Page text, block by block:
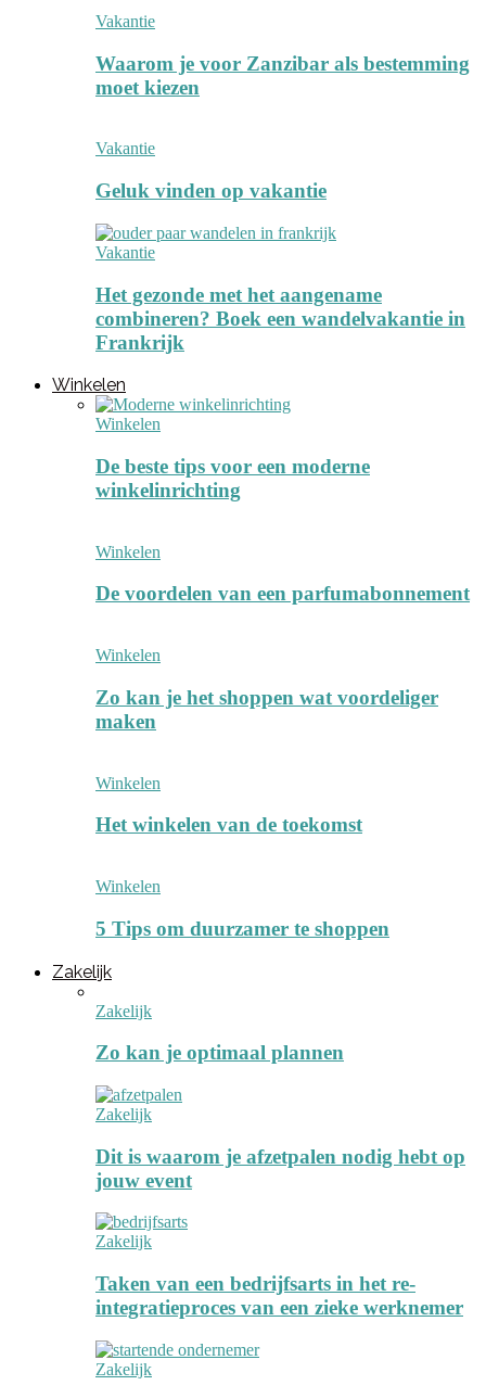
Vakantie
Waarom je voor Zanzibar als bestemming
moet kiezen
Vakantie
Geluk vinden op vakantie
Vakantie
Het gezonde met het aangename
combineren? Boek een wandelvakantie in
Frankrijk
Winkelen
Winkelen
De beste tips voor een moderne
winkelinrichting
Winkelen
De voordelen van een parfumabonnement
Winkelen
Zo kan je het shoppen wat voordeliger
maken
Winkelen
Het winkelen van de toekomst
Winkelen
5 Tips om duurzamer te shoppen
Zakelijk
Zakelijk
Zo kan je optimaal plannen
Zakelijk
Dit is waarom je afzetpalen nodig hebt op
jouw event
Zakelijk
Taken van een bedrijfsarts in het re-
integratieproces van een zieke werknemer
Zakelijk